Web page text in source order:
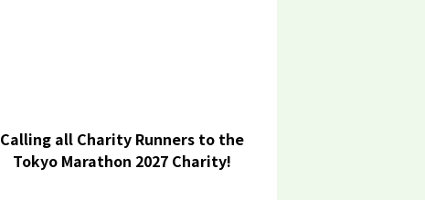
Calling all Charity Runners to the
Tokyo Marathon 2027 Charity!